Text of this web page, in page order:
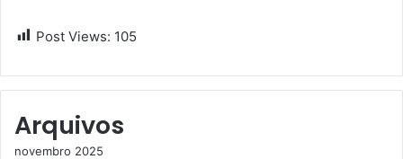
Post Views: 105
Arquivos
novembro 2025